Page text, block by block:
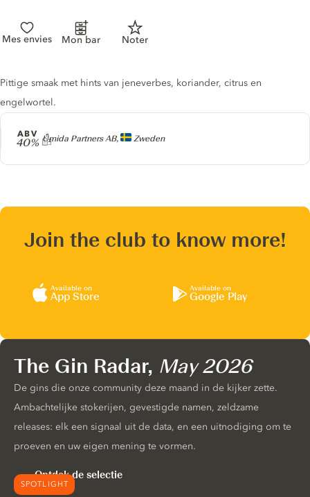
Mes envies Mon bar Noter
Producer
Umida Partners AB, Zweden
ABV
40%
Gin description
Pittige smaak met hints van jeneverbes, koriander, citrus en
engelwortel.
Join the club to know more!
Available on
App Store
Available on
Google Play
SPOTLIGHT
The Gin Radar, May 2026
De gins die onze community deze maand in de kijker zette.
Ambachtelijke stokerijen, gevestigde namen, zeldzame
releases: elk een signaal uit de data, en een uitnodiging om te
proeven en uw eigen mening te vormen.
Ontdek de selectie